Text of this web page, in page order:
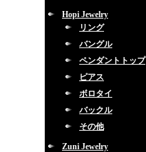
Hopi Jewelry
リング
バングル
ペンダントトップ
ピアス
ボロタイ
バックル
その他
Zuni Jewelry